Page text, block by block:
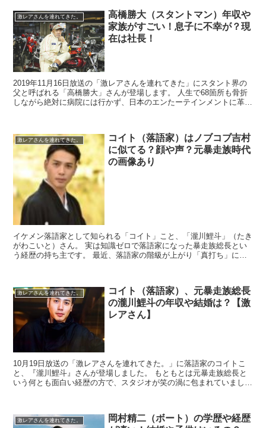
激レアさんを連れてきた。
高橋勝大（スタントマン）年収や
家族がすごい！息子に不幸が？現
在は社長！
2019年11月16日放送の「激レアさんを連れてきた」にスタント界の
父と呼ばれる「高橋勝大」さんが登場します。 人生で68箇所も骨折
しながら絶対に病院には行かず、日本のエンたーテインメントに革命
激レアさんを連れてきた。
コイト（落語家）はノブコブ吉村
に似てる？顔や声？元暴走族時代
の画像あり
イケメン落語家として知られる「コイト」こと、「瀧川鯉斗」（たき
がわこいと）さん。 実は知識ゼロで落語家になった暴走族総長とい
う経歴の持ち主です。 最近、落語家の階級が上がり「真打ち」に昇
激レアさんを連れてきた。
コイト（落語家）、元暴走族総長
の瀧川鯉斗の年収や結婚は？【激
レアさん】
10月19日放送の「激レアさんを連れてきた。」に落語家のコイトこ
と、『瀧川鯉斗』さんが登場しました。 もともとは元暴走族総長と
いう何とも面白い経歴の方で、スタジオが笑の渦に包まれていまし
激レアさんを連れてきた。
岡村精二（ボート）の学歴や経歴